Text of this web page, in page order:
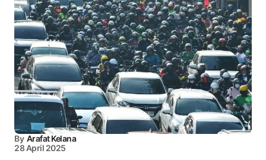
By Arafat Kelana
28 April 2025